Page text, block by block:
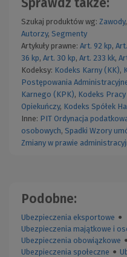
Sprawdź także:
Szukaj produktów wg: Zawody,
Autorzy, Segmenty
Artykuły prawne: Art. 92 kp,
36 kp, Art. 30 kp, Art. 233 kk,
Kodeksy: Kodeks Karny (KK),
Postępowania
Karnego (KPK), Kodeks
Opiekuńczy, Kodeks Spółek
Inne: PIT Ordynacja
osobowych, Spadki Wzory
Zmiany w prawie
Podobne:
Ubezpieczenia eksportowe ●
Ubezpieczenia majątkowe i
Ubezpieczenia obowiązkowe ●
Ubezpieczenia społeczne ●